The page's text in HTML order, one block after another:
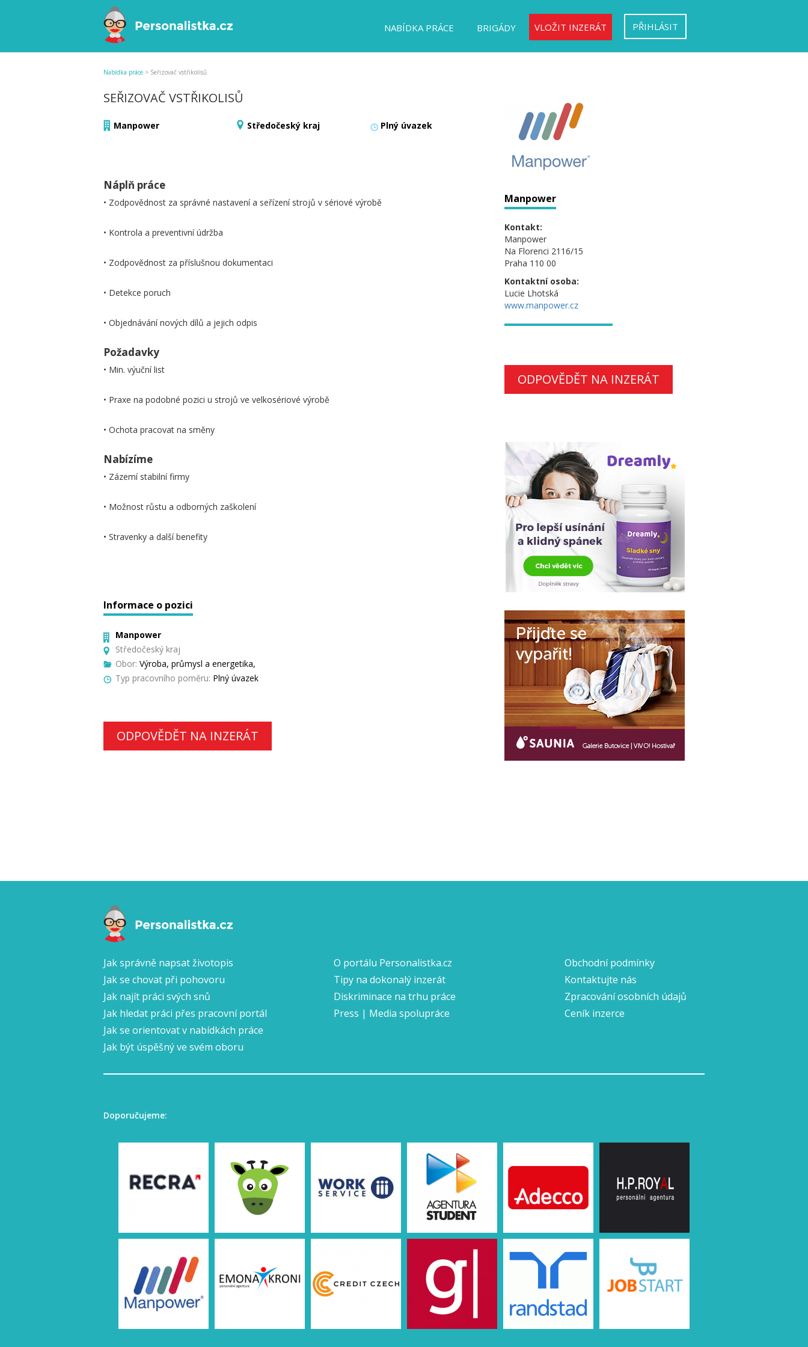
NABÍDKA PRÁCE BRIGÁDY VLOŽIT INZERÁT PŘIHLÁSIT
Nabídka práce > Seřizovač vstřikolisů
SEŘIZOVAČ VSTŘIKOLISŮ
Manpower Středočeský kraj Plný úvazek
Náplň práce
• Zodpovědnost za správné nastavení a seřízení strojů v sériové výrobě
• Kontrola a preventivní údržba
• Zodpovědnost za příslušnou dokumentaci
• Detekce poruch
• Objednávání nových dílů a jejich odpis
Požadavky
• Min. výuční list
• Praxe na podobné pozici u strojů ve velkosériové výrobě
• Ochota pracovat na směny
Nabízíme
• Zázemí stabilní firmy
• Možnost růstu a odborných zaškolení
• Stravenky a další benefity
Informace o pozici
Manpower
Středočeský kraj
Obor: Výroba, průmysl a energetika,
Typ pracovního poměru: Plný úvazek
ODPOVĚDĚT NA INZERÁT
Manpower
Kontakt:
Manpower
Na Florenci 2116/15
Praha 110 00
Kontaktní osoba:
Lucie Lhotská
www.manpower.cz
ODPOVĚDĚT NA INZERÁT
Jak správně napsat životopis
Jak se chovat při pohovoru
Jak najít práci svých snů
Jak hledat práci přes pracovní portál
Jak se orientovat v nabídkách práce
Jak být úspěšný ve svém oboru
O portálu Personalistka.cz
Tipy na dokonalý inzerát
Diskriminace na trhu práce
Press | Media spolupráce
Obchodní podmínky
Kontaktujte nás
Zpracování osobních údajů
Ceník inzerce
Doporučujeme: